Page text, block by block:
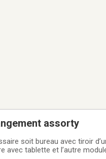
assorty
soit bureau avec tiroir
avec tablette et l’autre